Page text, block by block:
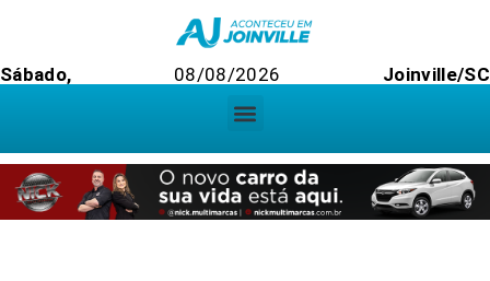
Sábado, 08/08/2026 Joinville/SC